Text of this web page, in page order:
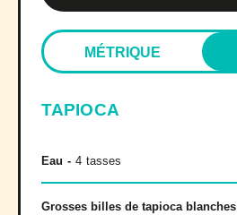
MÉTRIQUE
TAPIOCA
Eau - 4 tasses
Grosses billes de tapioca blanches